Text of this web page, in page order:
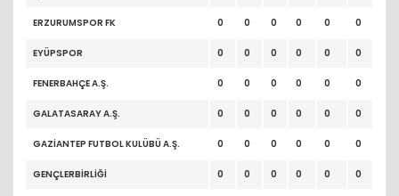
ERZURUMSPOR FK 0 0 0 0 0 0
EYÜPSPOR 0 0 0 0 0 0
FENERBAHÇE A.Ş. 0 0 0 0 0 0
GALATASARAY A.Ş. 0 0 0 0 0 0
GAZİANTEP FUTBOL KULÜBÜ A.Ş. 0 0 0 0 0 0
GENÇLERBİRLİĞİ 0 0 0 0 0 0